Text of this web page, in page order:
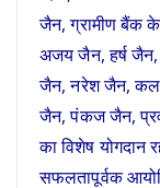
जैन, ग्रामीण बैंक
अजय जैन, हर्ष
जैन, नरेश जैन,
जैन, पंकज जैन,
का विशेष योगदान
सफलतापूर्वक